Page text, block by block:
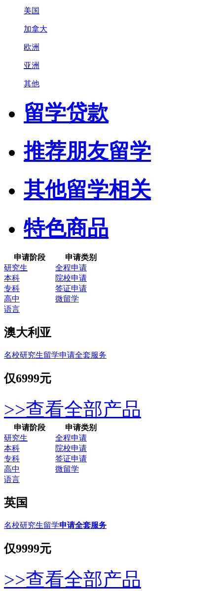
美国
加拿大
欧洲
亚洲
其他
留学贷款
推荐朋友留学
其他留学相关
特色商品
申请阶段
申请类别
研究生
全程申请
本科
院校申请
专科
签证申请
高中
微留学
语言
澳大利亚
名校研究生留学申请全套服务
仅6999元
>>查看全部产品
申请阶段
申请类别
研究生
全程申请
本科
院校申请
专科
签证申请
高中
微留学
语言
英国
名校研究生留学申请全套服务
仅9999元
>>查看全部产品